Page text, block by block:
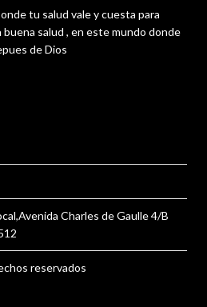
tu salud vale y cuesta para
buena salud , en este mundo donde
de Dios
Charles de Gaulle 4/B
reservados